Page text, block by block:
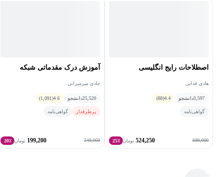
اصطلاحات رایج انگلیسی
هادی فدایی
3,597دانشجو 4.4
(88)
گواهی‌نامه
699,000
524,250 تومان 25٪
آموزش درک مقدماتی شبکه
جادی میرمیرانی
25,520دانشجو 4.6
(1,091)
پرطرفدار گواهی‌نامه
249,000
199,200 تومان 20٪